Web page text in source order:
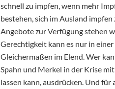
schnell zu impfen, wenn mehr
bestehen, sich im Ausland
Angebote zur Verfügung stehen
Gerechtigkeit kann es nur in
Gleichermaßen im Elend. Wer
Spahn und Merkel in der Krise
lassen kann, ausdrücken. Und